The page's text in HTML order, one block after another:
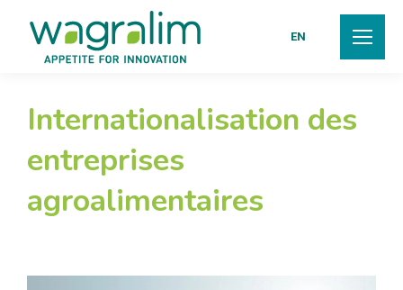
EN
Internationalisation des
entreprises
agroalimentaires